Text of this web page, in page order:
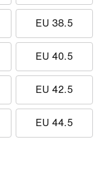
EU 38.5
EU 40.5
EU 42.5
EU 44.5